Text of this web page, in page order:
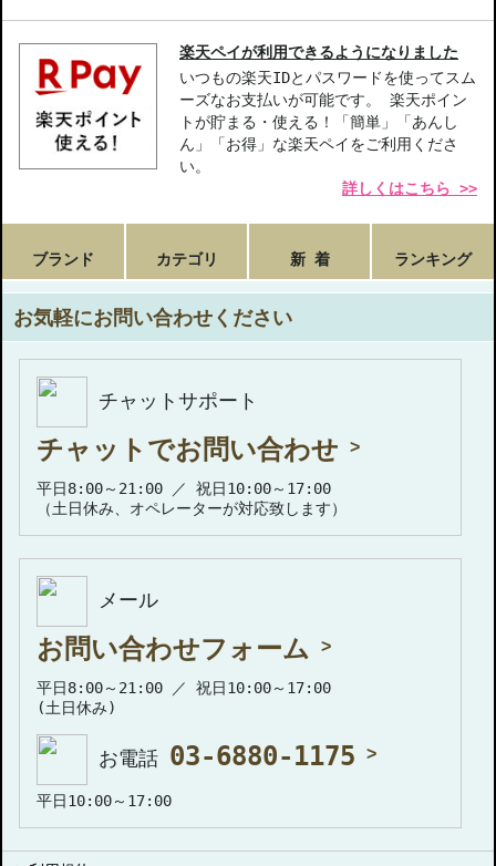
楽天ペイが利用できるようになりました
いつもの楽天IDとパスワードを使ってスム
ーズなお支払いが可能です。 楽天ポイン
トが貯まる・使える！「簡単」「あんし
ん」「お得」な楽天ペイをご利用くださ
い。
詳しくはこちら >>
ブランド カテゴリ 新 着 ランキング
お気軽にお問い合わせください
チャットサポート
チャットでお問い合わせ
平日8:00～21:00 ／ 祝日10:00～17:00
（土日休み、オペレーターが対応致します）
メール
お問い合わせフォーム
平日8:00～21:00 ／ 祝日10:00～17:00
(土日休み)
お電話 03-6880-1175
平日10:00～17:00